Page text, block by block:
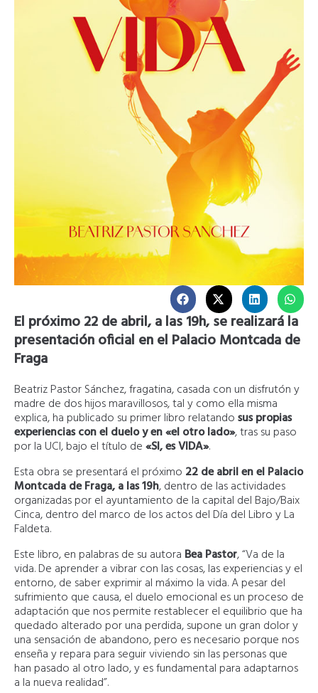
El próximo 22 de abril, a las 19h, se realizará la
presentación oficial en el Palacio Montcada de
Fraga
Beatriz Pastor Sánchez, fragatina, casada con un disfrutón y
madre de dos hijos maravillosos, tal y como ella misma
explica, ha publicado su primer libro relatandosus propias
experiencias con el duelo y en «el otro lado», tras su paso
por la UCI, bajo el título de«SI, es VIDA».
Esta obra se presentará el próximo 22 de abril en el Palacio
Montcada de Fraga, a las 19h, dentro de las actividades
organizadas por el ayuntamiento de la capital del Bajo/Baix
Cinca, dentro del marco de los actos del Día del Libro y La
Faldeta.
Este libro, en palabras de su autora Bea Pastor, “Va de la
vida. De aprender a vibrar con las cosas, las experiencias y el
entorno, de saber exprimir al máximo la vida. A pesar del
sufrimiento que causa, el duelo emocional es un proceso de
adaptación que nos permite restablecer el equilibrio que ha
quedado alterado por una perdida, supone un gran dolor y
una sensación de abandono, pero es necesario porque nos
enseña y repara para seguir viviendo sin las personas que
han pasado al otro lado, y es fundamental para adaptarnos
a la nueva realidad”.